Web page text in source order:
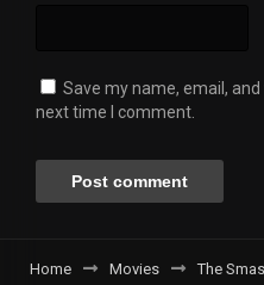
Save my name, email,
next time I comment.
Home Movies The